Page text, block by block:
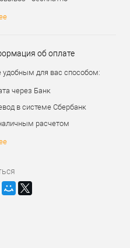
об оплате
удобным для вас способом:
через Банк
в системе Сбербанк
расчетом